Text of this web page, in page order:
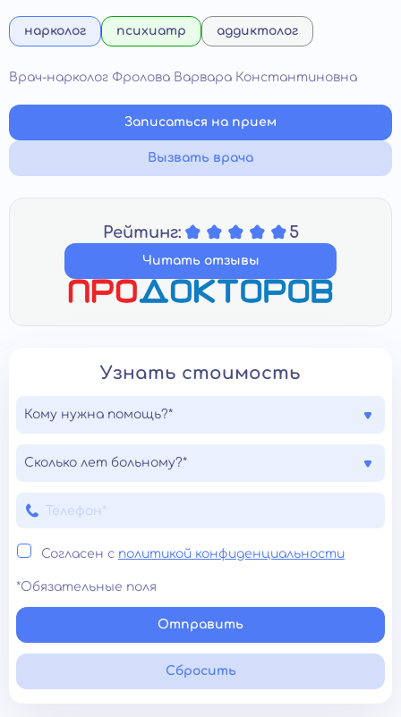
нарколог психиатр аддиктолог
Врач-нарколог Фролова Варвара Константиновна
Записаться на прием
Вызвать врача
Рейтинг: 5
Читать отзывы
Узнать стоимость
Кому нужна помощь?*
Сколько лет больному?*
Согласен с политикой конфиденциальности
*Обязательные поля
Отправить
Сбросить